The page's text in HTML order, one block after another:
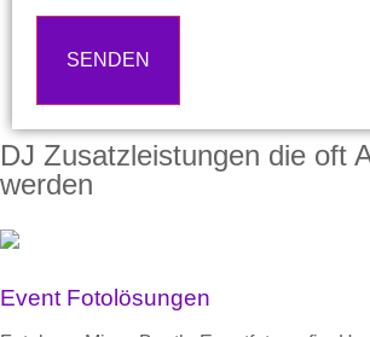
SENDEN
DJ Zusatzleistungen die oft
werden
Event Fotolösungen